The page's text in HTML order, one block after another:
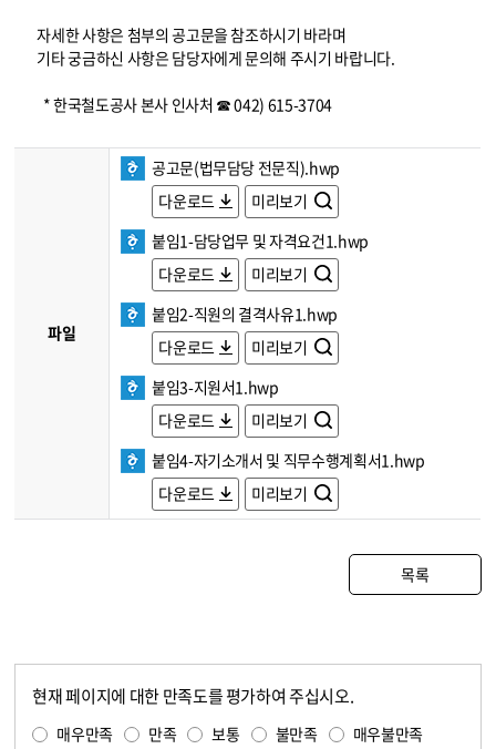
자세한 사항은 첨부의 공고문을 참조하시기 바라며
기타 궁금하신 사항은 담당자에게 문의해 주시기 바랍니다.
* 한국철도공사 본사 인사처 ☎ 042) 615-3704
파일
공고문(법무담당 전문직).hwp
다운로드
미리보기
붙임1-담당업무 및 자격요건1.hwp
다운로드
미리보기
붙임2-직원의 결격사유1.hwp
다운로드
미리보기
붙임3-지원서1.hwp
다운로드
미리보기
붙임4-자기소개서 및 직무수행계획서1.hwp
다운로드
미리보기
목록
현재 페이지에 대한 만족도를 평가하여 주십시오.
매우만족 만족 보통 불만족 매우불만족